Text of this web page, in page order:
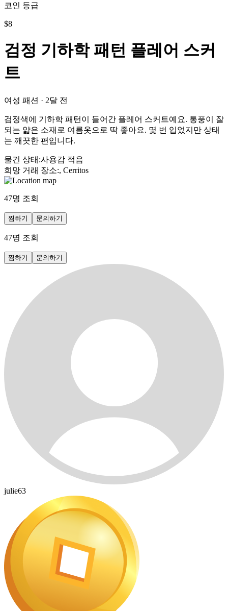
코인 등급
$8
검정 기하학 패턴 플레어 스커
트
여성 패션 · 2달 전
검정색에 기하학 패턴이 들어간 플레어 스커트예요. 통풍이 잘
되는 얇은 소재로 여름옷으로 딱 좋아요. 몇 번 입었지만 상태
는 깨끗한 편입니다.
물건 상태 :사용감 적음
희망 거래 장소:, Cerritos
47명 조회
찜하기 문의하기
47명 조회
찜하기 문의하기
julie63